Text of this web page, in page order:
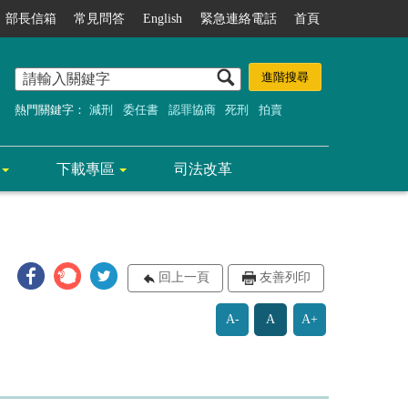
部長信箱 常見問答 English 緊急連絡電話 首頁
熱門關鍵字： 減刑 委任書 認罪協商 死刑 拍賣
下載專區 司法改革
回上一頁 友善列印
A- A A+